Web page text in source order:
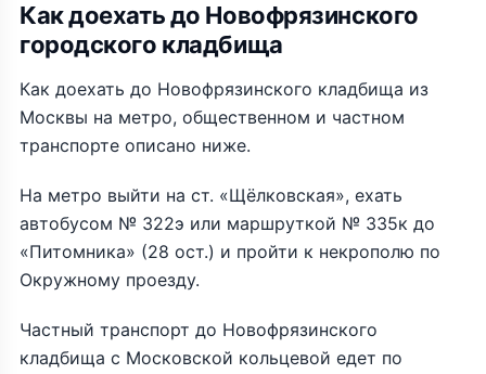
Как доехать до Новофрязинского
городского кладбища
Как доехать до Новофрязинского кладбища из
Москвы на метро, общественном и частном
транспорте описано ниже.
На метро выйти на ст. «Щёлковская», ехать
автобусом № 322э или маршруткой № 335к до
«Питомника» (28 ост.) и пройти к некрополю по
Окружному проезду.
Частный транспорт до Новофрязинского
кладбища с Московской кольцевой едет по